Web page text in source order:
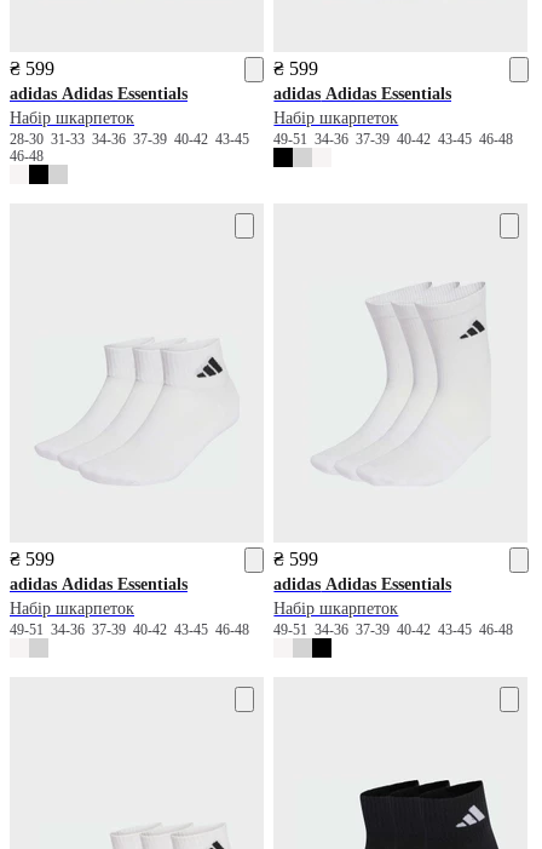
₴ 599
adidas Adidas Essentials
Набір шкарпеток
28-30 31-33 34-36 37-39 40-42 43-45
46-48
₴ 599
adidas Adidas Essentials
Набір шкарпеток
49-5134-3637-3940-4243-4546-48
₴ 599
adidas Adidas Essentials
Набір шкарпеток
49-51 34-36 37-39 40-42 43-45 46-48
₴ 599
adidas Adidas Essentials
Набір шкарпеток
49-5134-3637-3940-4243-4546-48